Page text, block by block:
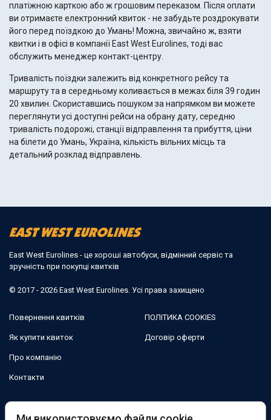
платіжною карткою або ж грошовим переказом. Після оплати
ви отримаєте електронний квиток - не забудьте роздрокувати
його перед поїздкою до Умань! Можна, звичайно ж, взяти
квитки і в офісі в компанії East West Eurolines, тоді вас
обслужить менеджер контакт-центру.
Тривалість поїздки залежить від конкретного рейсу та
маршруту та в середньому коливається в межах біля 39 годин
20 хвилин. Скориставшись пошуком за напрямком ви можете
переглянути усі доступні рейси на обрану дату, середню
тривалість подорожі, станції відправлення та прибуття, ціни
на білети до Умань, Україна, кількість вільних місць та
детальний розклад відправлень.
East West Eurolines - це хороші автобуси, відмінний сервіс та
зручність при покупці квитків
© 2017 - 2026 East West Eurolines. Усі права захищено
Повернення квитків
Як купити квиток
Про компанію
Контакти
ПОЛІТИКА COOKIES
Договір оферти